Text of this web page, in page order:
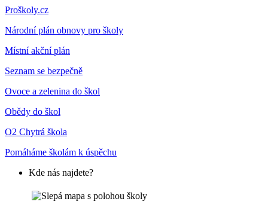
Proškoly.cz
Národní plán obnovy pro školy
Místní akční plán
Seznam se bezpečně
Ovoce a zelenina do škol
Obědy do škol
O2 Chytrá škola
Pomáháme školám k úspěchu
Kde nás najdete?